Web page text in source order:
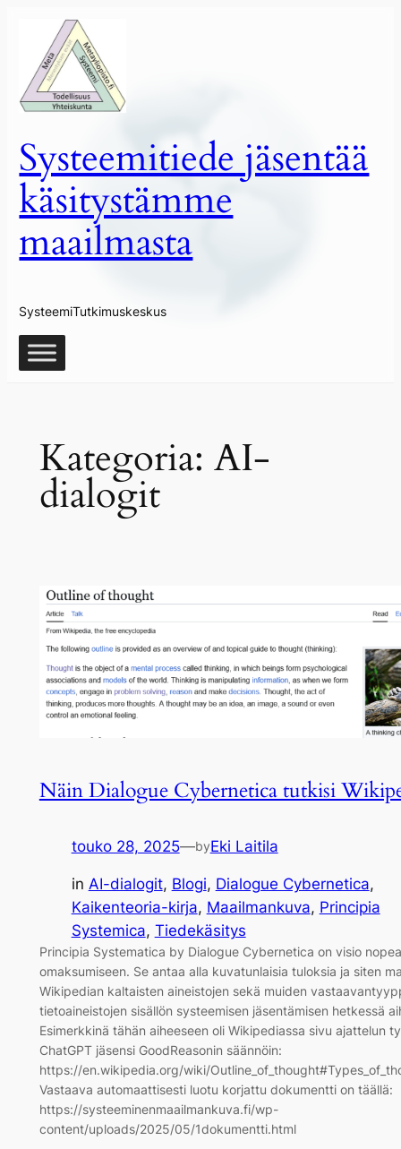
sisältöön
Systeemitiede jäsentää
käsitystämme
maailmasta
SysteemiTutkimuskeskus
Kategoria: AI-
dialogit
Näin Dialogue Cybernetica tutkisi
touko 28, 2025—byEki Laitila
in AI-dialogit, Blogi, Dialogue Cybernetica
Kaikenteoria-kirja, Maailmankuva, Principia
Systemica, Tiedekäsitys
Principia Systematica by Dialogue Cybernetica on visio
omaksumiseen. Se antaa alla kuvatunlaisia tuloksia ja siten
Wikipedian kaltaisten aineistojen sekä muiden
tietoaineistojen sisällön systeemisen jäsentämisen hetkessä
Esimerkkinä tähän aiheeseen oli Wikipediassa sivu ajattelun
ChatGPT jäsensi GoodReasonin säännöin:
https://en.wikipedia.org/wiki/
Vastaava automaattisesti luotu korjattu dokumentti on täällä:
https://systeeminenmaailmankuva.fi/wp-
content/uploads/2025/05/1dokumentti.html